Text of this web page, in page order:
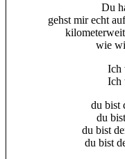
Du
gehst mir echt
wie
Ich
Ich
du bist
du
du bist
du bist